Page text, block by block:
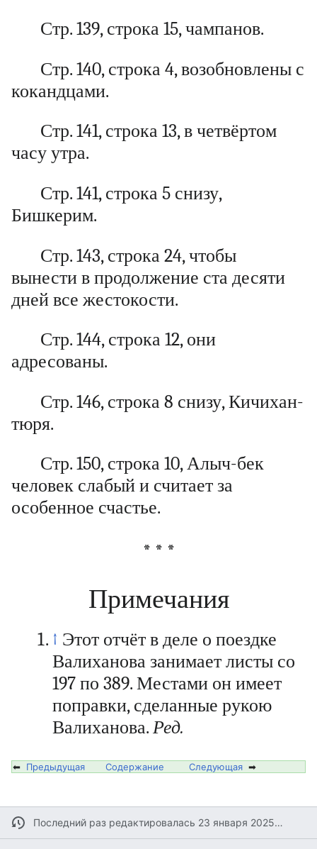
Стр. 139, строка 15, чампанов.
Стр. 140, строка 4, возобновлены с
кокандцами.
Стр. 141, строка 13, в четвёртом
часу утра.
Стр. 141, строка 5 снизу,
Бишкерим.
Стр. 143, строка 24, чтобы
вынести в продолжение ста десяти
дней все жестокости.
Стр. 144, строка 12, они
адресованы.
Стр. 146, строка 8 снизу, Кичихан-
тюря.
Стр. 150, строка 10, Алыч-бек
человек слабый и считает за
особенное счастье.
* * *
Примечания
↑ Этот отчёт в деле о поездке
Валиханова занимает листы со
197 по 389. Местами он имеет
поправки, сделанные рукою
Валиханова. Ред.
⬅ Предыдущая Содержание Следующая ➡
Последний раз редактировалась 23 января 2025 в 09:16